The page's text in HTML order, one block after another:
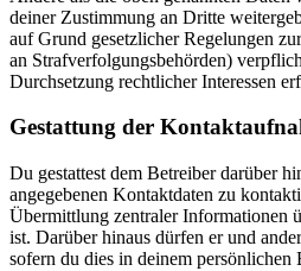
deiner Zustimmung an Dritte
auf Grund gesetzlicher Regelungen
an Strafverfolgungsbehörden)
Durchsetzung rechtlicher Interessen
Gestattung der
Du gestattest dem Betreiber darüber
angegebenen Kontaktdaten zu
Übermittlung zentraler Informationen
ist. Darüber hinaus dürfen er und
sofern du dies in deinem persönlichen